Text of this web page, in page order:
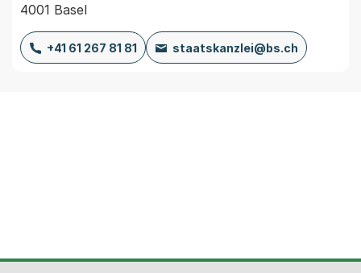
4001 Basel
+41 61 267 81 81 staatskanzlei@bs.ch